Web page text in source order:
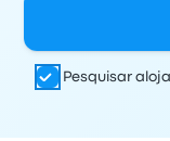
Pesquisar